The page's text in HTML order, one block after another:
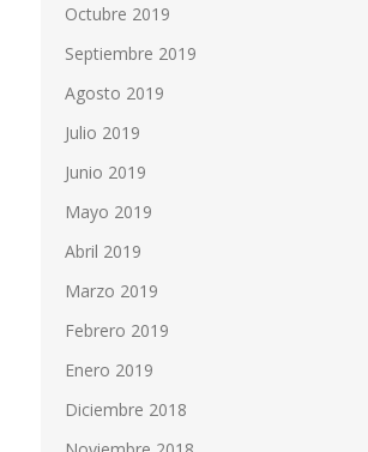
Octubre 2019
Septiembre 2019
Agosto 2019
Julio 2019
Junio 2019
Mayo 2019
Abril 2019
Marzo 2019
Febrero 2019
Enero 2019
Diciembre 2018